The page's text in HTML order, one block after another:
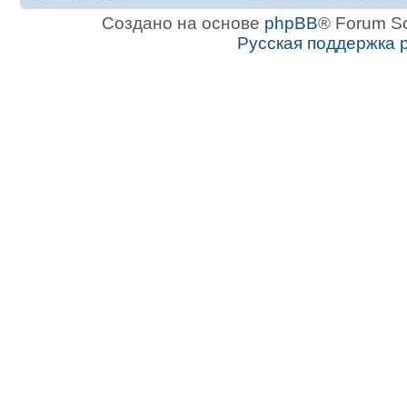
Создано на основе phpBB® Forum
Русская поддержка